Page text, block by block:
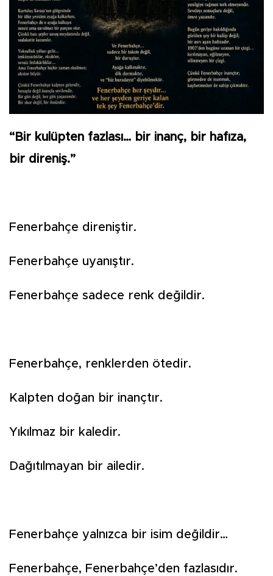
“Bir kulüpten fazlası… bir inanç, bir hafıza,
bir direniş.”
Fenerbahçe direniştir.
Fenerbahçe uyanıştır.
Fenerbahçe sadece renk değildir.
Fenerbahçe, renklerden ötedir.
Kalpten doğan bir inançtır.
Yıkılmaz bir kaledir.
Dağıtılmayan bir ailedir.
Fenerbahçe yalnızca bir isim değildir…
Fenerbahçe, Fenerbahçe’den fazlasıdır.